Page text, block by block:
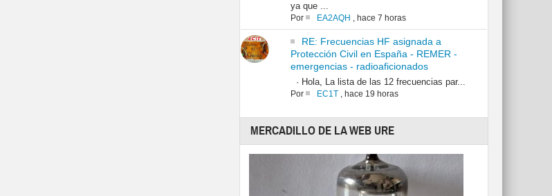
ya que ...
Por EA2AQH , hace 7 horas
RE: Frecuencias HF asignada a
Protección Civil en España - REMER -
emergencias - radioaficionados
· Hola, La lista de las 12 frecuencias par...
Por EC1T, hace 19 horas
MERCADILLO DE LA WEB URE